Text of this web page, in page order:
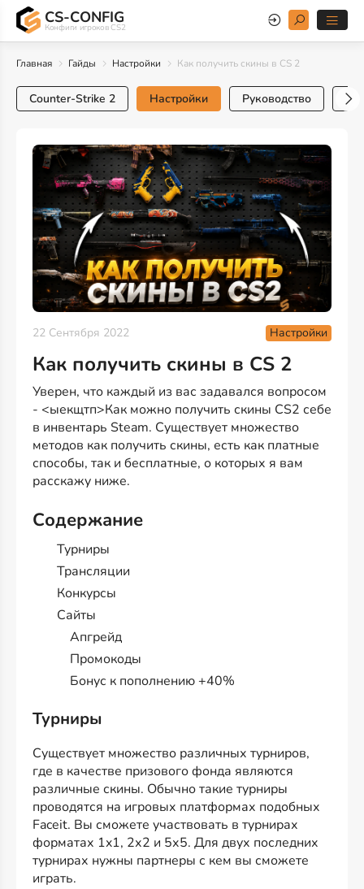
CS-CONFIG
Конфиги игроков CS2
Главная Гайды Настройки Как получить скины в CS 2
Counter-Strike 2 Настройки Руководство
22 Сентября 2022 Настройки
Как получить скины в CS 2
Уверен, что каждый из вас задавался вопросом
- <ыекщтп>Как можно получить скины CS2 себе
в инвентарь Steam. Существует множество
методов как получить скины, есть как платные
способы, так и бесплатные, о которых я вам
расскажу ниже.
Содержание
Турниры
Трансляции
Конкурсы
Сайты
Апгрейд
Промокоды
Бонус к пополнению +40%
Турниры
Существует множество различных турниров,
где в качестве призового фонда являются
различные скины. Обычно такие турниры
проводятся на игровых платформах подобных
Faceit. Вы сможете участвовать в турнирах
форматах 1x1, 2х2 и 5х5. Для двух последних
турнирах нужны партнеры с кем вы сможете
играть.